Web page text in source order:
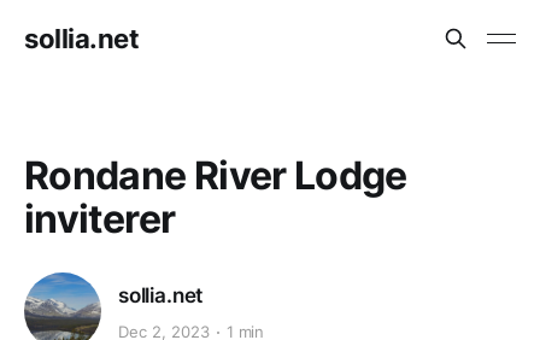
sollia.net
Rondane River Lodge
inviterer
sollia.net
Dec 2, 2023 1 min